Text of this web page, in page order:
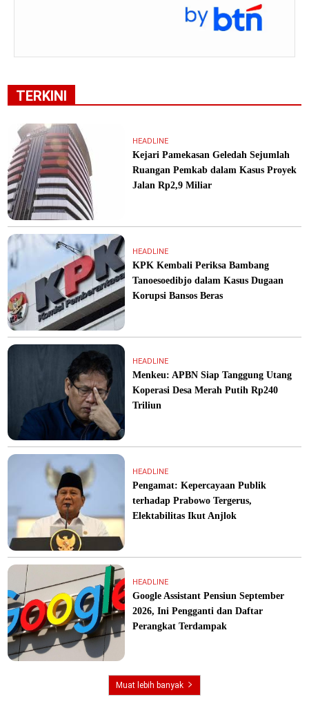
TERKINI
HEADLINE
Kejari Pamekasan Geledah Sejumlah
Ruangan Pemkab dalam Kasus Proyek
Jalan Rp2,9 Miliar
HEADLINE
KPK Kembali Periksa Bambang
Tanoesoedibjo dalam Kasus Dugaan
Korupsi Bansos Beras
HEADLINE
Menkeu: APBN Siap Tanggung Utang
Koperasi Desa Merah Putih Rp240
Triliun
HEADLINE
Pengamat: Kepercayaan Publik
terhadap Prabowo Tergerus,
Elektabilitas Ikut Anjlok
HEADLINE
Google Assistant Pensiun September
2026, Ini Pengganti dan Daftar
Perangkat Terdampak
Muat lebih banyak